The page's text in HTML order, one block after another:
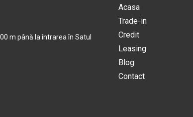
m până la întrarea în Satul
Acasa
Trade-in
Credit
Leasing
Blog
Contact